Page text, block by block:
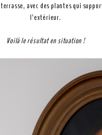
avec des plantes qui
l’extérieur.
Voilà le résultat en situation !